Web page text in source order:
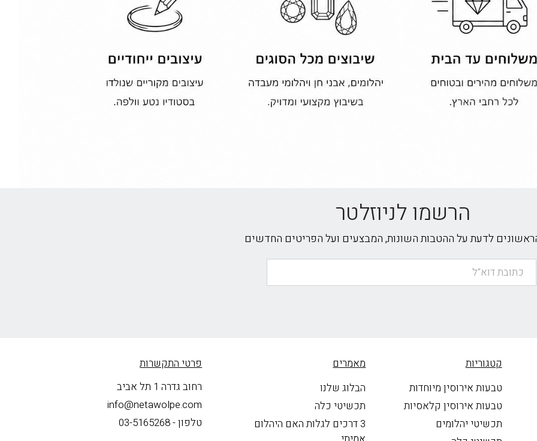
הרשמו לניוזלטר
לדעת על ההטבות השונות, המבצעים ועל הפריטים החדשים
קטגוריות
טבעות אירוסין מיוחדות
טבעות אירוסין קלאסיות
תכשיטי יהלומים
מאמרים
הבלוג שלנו
תכשיטי כלה
3 דרכים לגלות האם היהלום
פרטי התקשרות
רחוב גדרה 1 תל אביב
info@netawolpe.com
טלפון -03-5165268